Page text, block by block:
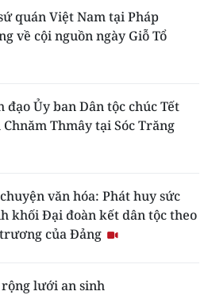
quán Việt Nam tại Pháp
về cội nguồn ngày Giỗ Tổ
đạo Ủy ban Dân tộc chúc Tết
Chnăm Thmây tại Sóc Trăng
văn hóa: Phát huy sức
khối Đại đoàn kết dân tộc theo
của Đảng
lưới an sinh